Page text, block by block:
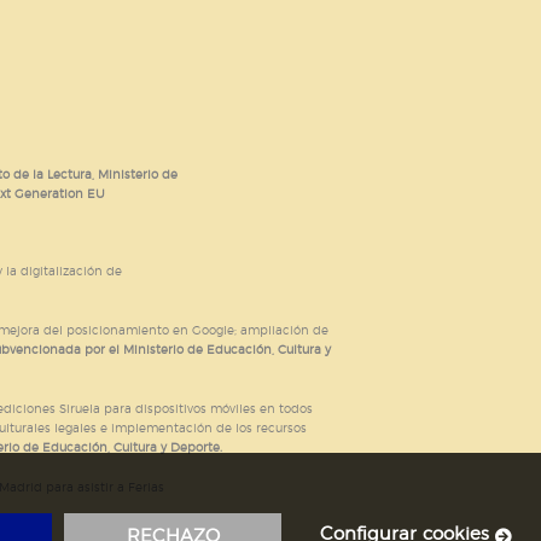
de la Lectura, Ministerio de
Generation EU
la digitalización de
del posicionamiento en Google; ampliación de
por el Ministerio de Educación, Cultura y
Siruela para dispositivos móviles en todos
legales e implementación de los recursos
de Educación, Cultura y Deporte.
RECHAZO Configurar cookies